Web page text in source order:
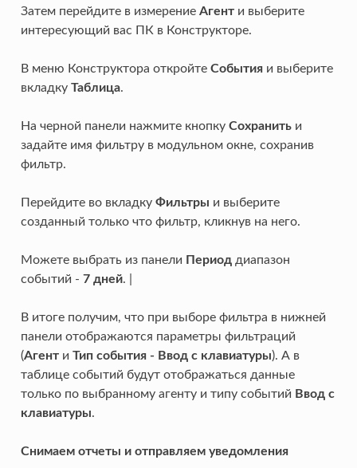
Затем перейдите в измерение Агенти выберите
интересующий вас ПК в Конструкторе.
В меню Конструктора откройте Событияи выберите
вкладку Таблица.
На черной панели нажмите кнопку Сохранитьи
задайте имя фильтру в модульном окне, сохранив
фильтр.
Перейдите во вкладку Фильтры и выберите
созданный только что фильтр, кликнув на него.
Можете выбрать из панели Периоддиапазон
событий - 7 дней. |
В итоге получим, что при выборе фильтра в нижней
панели отображаются параметры фильтраций
(Aгенти Тип события - Ввод с клавиатуры). А в
таблице событий будут отображаться данные
только по выбранному агенту и типу событий Ввод с
клавиатуры.
Снимаем отчеты и отправляем уведомления